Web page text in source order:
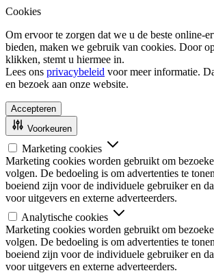
Cookies
Om ervoor te zorgen dat we u de beste online-
bieden, maken we gebruik van cookies. Door op
klikken, stemt u hiermee in.
Lees ons privacybeleid voor meer informatie.
en bezoek aan onze website.
Accepteren
Voorkeuren
Marketing cookies
Marketing cookies worden gebruikt om
volgen. De bedoeling is om advertenties te
boeiend zijn voor de individuele gebruiker en
voor uitgevers en externe adverteerders.
Analytische cookies
Marketing cookies worden gebruikt om
volgen. De bedoeling is om advertenties te
boeiend zijn voor de individuele gebruiker en
voor uitgevers en externe adverteerders.